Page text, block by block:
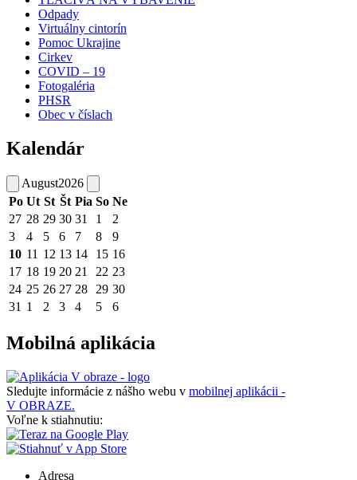
Odpady
Virtuálny cintorín
Pomoc Ukrajine
Cirkev
COVID – 19
Fotogaléria
PHSR
Obec v číslach
Kalendár
August2026
Po Ut St Št Pia So Ne
27 28 29 30 31 1
2
3
4 5 6 7 8
9
10 11 12 13 14 15 16
17 18 19 20 21 22 23
24 25 26 27 28 29 30
31 1 2 3 4 5 6
Mobilná aplikácia
Sledujte informácie z nášho webu v mobilnej aplikácii -
V OBRAZE.
Voľne k stiahnutiu:
Adresa